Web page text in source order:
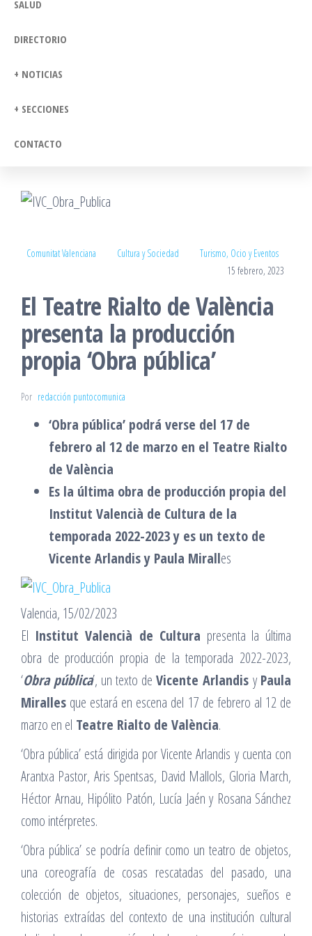
SALUD
DIRECTORIO
+ NOTICIAS
+ SECCIONES
CONTACTO
Comunitat Valenciana Cultura y Sociedad
Turismo, Ocio y Eventos
15 febrero, 2023
El Teatre Rialto de València
presenta la producción
propia ‘Obra pública’
Por redacción puntocomunica
‘Obra pública’ podrá verse del 17 de
febrero al 12 de marzo en el Teatre Rialto
de València
Es la última obra de producción propia del
Institut Valencià de Cultura de la
temporada 2022-2023 y es un texto de
Vicente Arlandis y Paula Miralles
Valencia, 15/02/2023
El Institut Valencià de Cultura presenta la última
obra de producción propia de la temporada 2022-2023,
‘Obra pública’, un texto de Vicente Arlandis yPaula
Miralles que estará en escena del 17 de febrero al 12 de
marzo en el Teatre Rialto de València.
‘Obra pública’ está dirigida por Vicente Arlandis y cuenta con
Arantxa Pastor, Aris Spentsas, David Mallols, Gloria March,
Héctor Arnau, Hipólito Patón, Lucía Jaén y Rosana Sánchez
como intérpretes.
‘Obra pública’ se podría definir como un teatro de objetos,
una coreografía de cosas rescatadas del pasado, una
colección de objetos, situaciones, personajes, sueños e
historias extraídas del contexto de una institución cultural